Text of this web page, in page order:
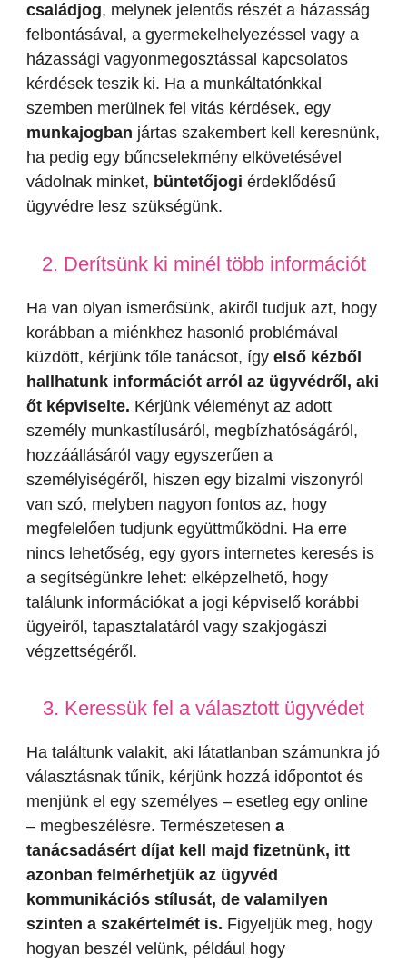
családjog, melynek jelentős részét a házasság
felbontásával, a gyermekelhelyezéssel vagy a
házassági vagyonmegosztással kapcsolatos
kérdések teszik ki. Ha a munkáltatónkkal
szemben merülnek fel vitás kérdések, egy
munkajogban jártas szakembert kell keresnünk,
ha pedig egy bűncselekmény elkövetésével
vádolnak minket, büntetőjogi érdeklődésű
ügyvédre lesz szükségünk.
2. Derítsünk ki minél több információt
Ha van olyan ismerősünk, akiről tudjuk azt, hogy
korábban a miénkhez hasonló problémával
küzdött, kérjünk tőle tanácsot, ígyelső kézből
hallhatunk információt arról az ügyvédről, aki
őt képviselte. Kérjünk véleményt az adott
személy munkastílusáról, megbízhatóságáról,
hozzáállásáról vagy egyszerűen a
személyiségéről, hiszen egy bizalmi viszonyról
van szó, melyben nagyon fontos az, hogy
megfelelően tudjunk együttműködni. Ha erre
nincs lehetőség, egy gyors internetes keresés is
a segítségünkre lehet: elképzelhető, hogy
találunk információkat a jogi képviselő korábbi
ügyeiről, tapasztalatáról vagy szakjogászi
végzettségéről.
3. Keressük fel a választott ügyvédet
Ha találtunk valakit, aki látatlanban számunkra jó
választásnak tűnik, kérjünk hozzá időpontot és
menjünk el egy személyes – esetleg egy online
– megbeszélésre. Természetesen a
tanácsadásért díjat kell majd fizetnünk, itt
azonban felmérhetjük az ügyvéd
kommunikációs stílusát, de valamilyen
szinten a szakértelmét is. Figyeljük meg, hogy
hogyan beszél velünk, például hogy